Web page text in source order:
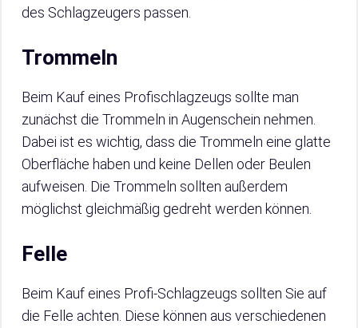
des Schlagzeugers passen.
Trommeln
Beim Kauf eines Profischlagzeugs sollte man
zunächst die Trommeln in Augenschein nehmen.
Dabei ist es wichtig, dass die Trommeln eine glatte
Oberfläche haben und keine Dellen oder Beulen
aufweisen. Die Trommeln sollten außerdem
möglichst gleichmäßig gedreht werden können.
Felle
Beim Kauf eines Profi-Schlagzeugs sollten Sie auf
die Felle achten. Diese können aus verschiedenen